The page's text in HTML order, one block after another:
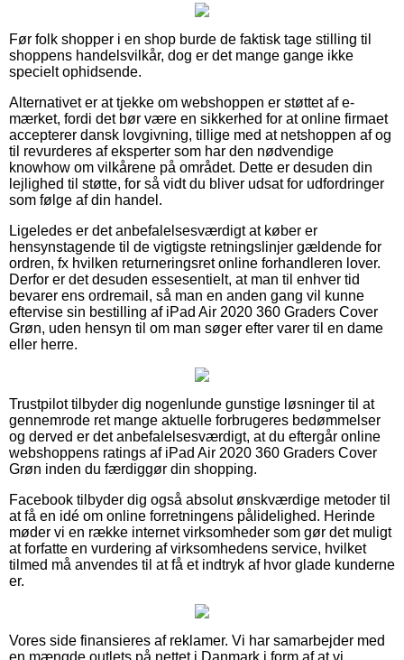
Før folk shopper i en shop burde de faktisk tage stilling til
shoppens handelsvilkår, dog er det mange gange ikke
specielt ophidsende.
Alternativet er at tjekke om webshoppen er støttet af e-
mærket, fordi det bør være en sikkerhed for at online firmaet
accepterer dansk lovgivning, tillige med at netshoppen af og
til revurderes af eksperter som har den nødvendige
knowhow om vilkårene på området. Dette er desuden din
lejlighed til støtte, for så vidt du bliver udsat for udfordringer
som følge af din handel.
Ligeledes er det anbefalelsesværdigt at køber er
hensynstagende til de vigtigste retningslinjer gældende for
ordren, fx hvilken returneringsret online forhandleren lover.
Derfor er det desuden essesentielt, at man til enhver tid
bevarer ens ordremail, så man en anden gang vil kunne
eftervise sin bestilling af iPad Air 2020 360 Graders Cover
Grøn, uden hensyn til om man søger efter varer til en dame
eller herre.
Trustpilot tilbyder dig nogenlunde gunstige løsninger til at
gennemrode ret mange aktuelle forbrugeres bedømmelser
og derved er det anbefalelsesværdigt, at du eftergår online
webshoppens ratings af iPad Air 2020 360 Graders Cover
Grøn inden du færdiggør din shopping.
Facebook tilbyder dig også absolut ønskværdige metoder til
at få en idé om online forretningens pålidelighed. Herinde
møder vi en række internet virksomheder som gør det muligt
at forfatte en vurdering af virksomhedens service, hvilket
tilmed må anvendes til at få et indtryk af hvor glade kunderne
er.
Vores side finansieres af reklamer. Vi har samarbejder med
en mængde outlets på nettet i Danmark i form af at vi